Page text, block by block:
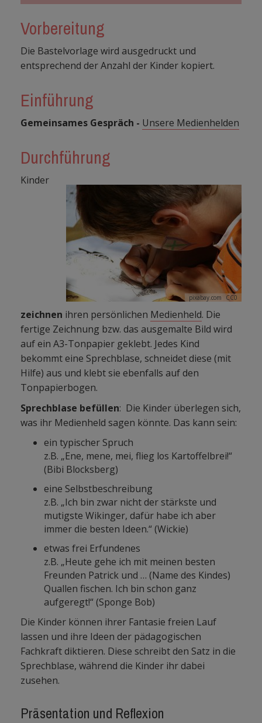
Vorbereitung
Die Bastelvorlage wird ausgedruckt und
entsprechend der Anzahl der Kinder kopiert.
Einführung
Gemeinsames Gespräch - Unsere Medienhelden
Durchführung
pixabay.com CC0
Kinder
zeichnen ihren persönlichen Medienheld. Die
fertige Zeichnung bzw. das ausgemalte Bild wird
auf ein A3-Tonpapier geklebt. Jedes Kind
bekommt eine Sprechblase, schneidet diese (mit
Hilfe) aus und klebt sie ebenfalls auf den
Tonpapierbogen.
Sprechblase befüllen: Die Kinder überlegen sich,
was ihr Medienheld sagen könnte. Das kann sein:
ein typischer Spruch
z.B. „Ene, mene, mei, flieg los Kartoffelbrei!“
(Bibi Blocksberg)
eine Selbstbeschreibung
z.B. „Ich bin zwar nicht der stärkste und
mutigste Wikinger, dafür habe ich aber
immer die besten Ideen.“ (Wickie)
etwas frei Erfundenes
z.B. „Heute gehe ich mit meinen besten
Freunden Patrick und … (Name des Kindes)
Quallen fischen. Ich bin schon ganz
aufgeregt!“ (Sponge Bob)
Die Kinder können ihrer Fantasie freien Lauf
lassen und ihre Ideen der pädagogischen
Fachkraft diktieren. Diese schreibt den Satz in die
Sprechblase, während die Kinder ihr dabei
zusehen.
Präsentation und Reflexion